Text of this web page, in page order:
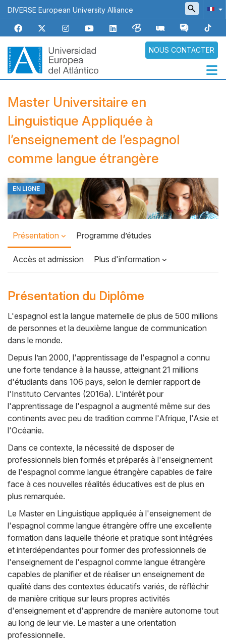
Aller
au
contenu
principal
DIVERSE European University Alliance
NOUS CONTACTER
Navegación
principal
Master Universitaire en
Linguistique Appliquée à
l’enseignement de l’espagnol
comme langue étrangère
Top
Banner
EN LIGNE
Présentation Programme d’études
Accès et admission Plus d'information
Présentation du Diplôme
Cuerpo
L'espagnol est la langue maternelle de plus de 500 millions
de personnes et la deuxième langue de communication
dans le monde.
Depuis l’an 2000, l'apprentissage de l'espagnol a connu
une forte tendance à la hausse, atteignant 21 millions
d'étudiants dans 106 pays, selon le dernier rapport de
l'Instituto Cervantes (2016a). L'intérêt pour
l'apprentissage de l'espagnol a augmenté même sur des
continents avec peu de tradition comme l'Afrique, l'Asie et
l'Océanie.
Dans ce contexte, la nécessité de disposer de
professionnels bien formés et préparés à l'enseignement
de l'espagnol comme langue étrangère capables de faire
face à ces nouvelles réalités éducatives est de plus en
plus remarquée.
Le Master en Linguistique appliquée à l'enseignement de
l'espagnol comme langue étrangère offre une excellente
formation dans laquelle théorie et pratique sont intégrées
et interdépendantes pour former des professionnels de
l'enseignement de l'espagnol comme langue étrangère
capables de planifier et de réaliser un enseignement de
qualité dans des contextes éducatifs variés, de réfléchir
de manière critique sur leurs propres activités
d'enseignement et d'apprendre de manière autonome tout
au long de leur vie. Le master a une orientation
professionnelle.